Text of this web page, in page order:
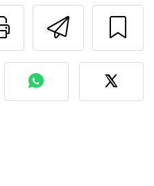
Imprima
com o autor